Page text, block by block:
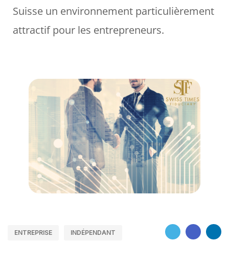
Suisse un environnement particulièrement
attractif pour les entrepreneurs.
ENTREPRISE INDÉPENDANT